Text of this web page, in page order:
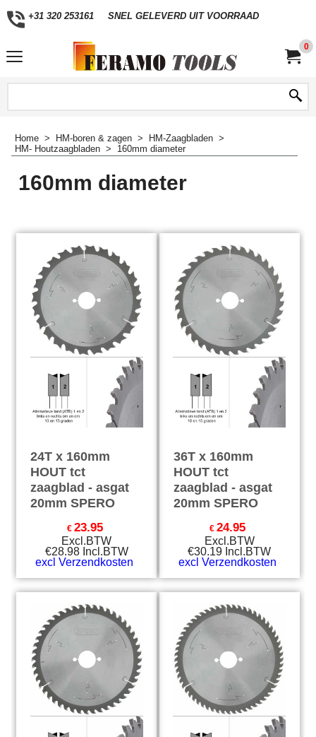
+31 320 253161 SNEL GELEVERD UIT VOORRAAD
0
Home > HM-boren & zagen > HM-Zaagbladen >
HM- Houtzaagbladen > 160mm diameter
160mm diameter
24T x 160mm
HOUT tct
zaagblad - asgat
20mm SPERO
€ 23.95
Excl.BTW
€28.98 Incl.BTW
excl Verzendkosten
36T x 160mm
HOUT tct
zaagblad - asgat
20mm SPERO
€ 24.95
Excl.BTW
€30.19 Incl.BTW
excl Verzendkosten